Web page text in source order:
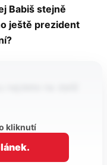
Babiš stejně
ještě prezident
kliknutí